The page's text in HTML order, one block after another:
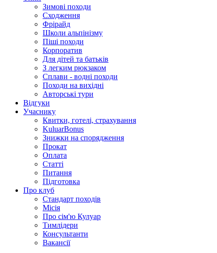
Зимові походи
Сходження
Фрірайд
Школи альпінізму
Піші походи
Корпоратив
Для дітей та батьків
З легким рюкзаком
Сплави - водні походи
Походи на вихідні
Авторські тури
Відгуки
Учаснику
Квитки, готелі, страхування
KuluarBonus
Знижки на спорядження
Прокат
Оплата
Статті
Питання
Підготовка
Про клуб
Стандарт походів
Місія
Про сім'ю Кулуар
Тимлідери
Консультанти
Вакансії